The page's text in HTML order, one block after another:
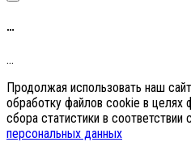
…
…
Продолжая использовать наш
обработку файлов cookie в целях
сбора статистики в соответствии с
персональных данных